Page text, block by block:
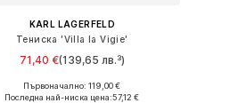
KARL LAGERFELD
Тениска 'Villa la Vigie'
71,40 €(139,65 лв.³)
Налични размери: XS, S, M, L, XL
Първоначално: 119,00 €
Последна най-ниска цена:57,12 €